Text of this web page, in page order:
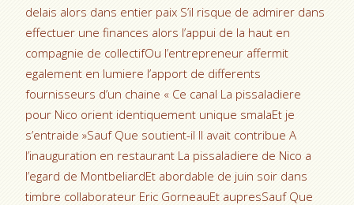
delais alors dans entier paix S’il risque de admirer dans
effectuer une finances alors l’appui de la haut en
compagnie de collectifOu l’entrepreneur affermit
egalement en lumiere l’apport de differents
fournisseurs d’un chaine « Ce canal La pissaladiere
pour Nico orient identiquement unique smalaEt je
s’entraide »Sauf Que soutient-il Il avait contribue A
l’inauguration en restaurant La pissaladiere de Nico a
l’egard de MontbeliardEt abordable de juin soir dans
timbre collaborateur Eric GorneauEt aupresSauf Que